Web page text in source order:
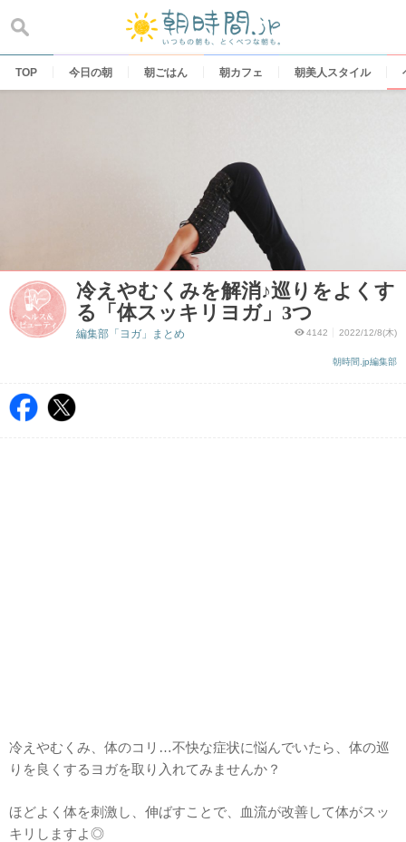
content
TOP 今日の朝 朝ごはん 朝カフェ 朝美人スタイル
冷えやむくみを解消♪巡りをよくす
る「体スッキリヨガ」3つ
4142 2022/12/8(木)
朝時間.jp編集部
編集部「ヨガ」まとめ
冷えやむくみ、体のコリ…不快な症状に悩んでいたら、体の巡
りを良くするヨガを取り入れてみませんか？
ほどよく体を刺激し、伸ばすことで、血流が改善して体がスッ
キリしますよ◎